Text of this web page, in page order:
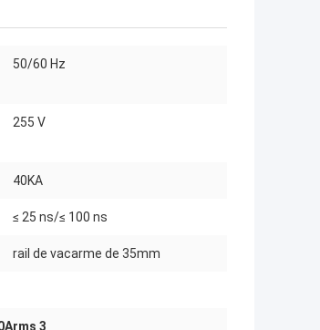
50/60 Hz
255 V
40KA
≤ 25 ns/≤ 100 ns
rail de vacarme de 35mm
3